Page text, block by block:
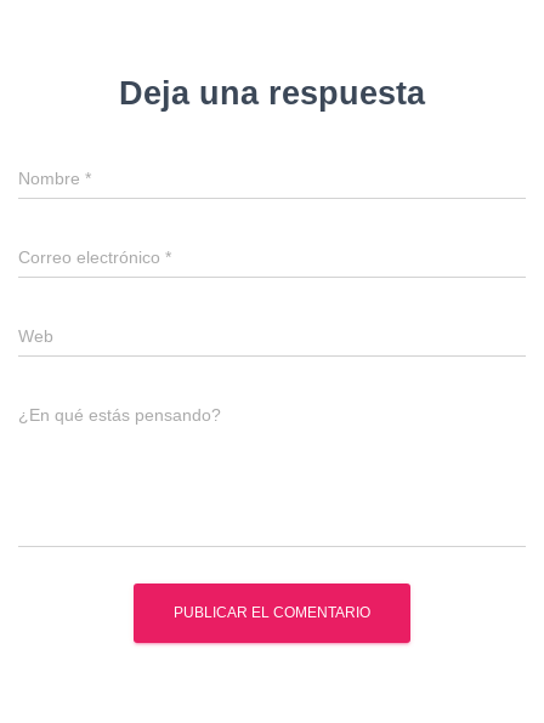
Deja una respuesta
Nombre *
Correo electrónico *
Web
¿En qué estás pensando?